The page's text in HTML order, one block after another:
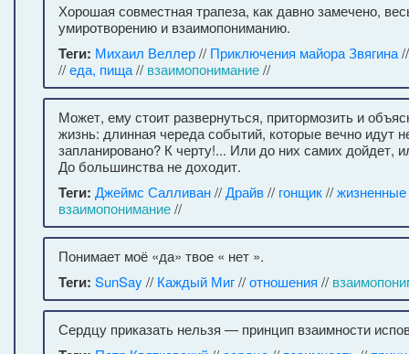
Хорошая совместная трапеза, как давно замечено,
умиротворению и взаимопониманию.
Теги: Михаил Веллер// Приключения майора Звягина
//еда, пища// взаимопонимание//
Может, ему стоит развернуться, притормозить и
жизнь: длинная череда событий, которые вечно идут
запланировано? К черту!... Или до них самих дойдет,
До большинства не доходит.
Теги: Джеймс Салливан//Драйв// гонщик//
взаимопонимание//
Понимает моё «да» твое « нет ».
Теги: SunSay // Каждый Миг//отношения //
Сердцу приказать нельзя — принцип взаимности